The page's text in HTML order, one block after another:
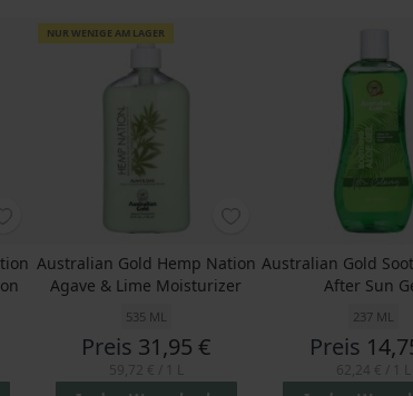
NUR WENIGE AM LAGER
Australian Gold Hemp Nation
Agave & Lime Moisturizer
535 ML
Preis 31,95 €
Australian Gold
After Sun
237 ML
Preis